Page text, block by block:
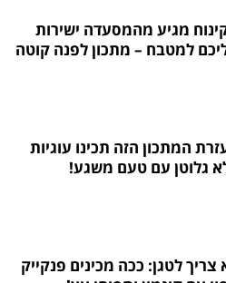
מגיע מהמסעדה ישירות
למטבח – מתכון לפנה קוטה
המתכון הזה תכינו עוגיות
גלוטן עם טעם משגע!
צריך לטגן: ככה מכינים פנקייק